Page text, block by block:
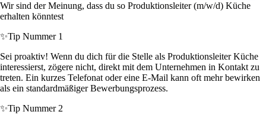
Wir sind der Meinung, dass du so Produktionsleiter (m/w/d) Küche
erhalten könntest
✨Tip Nummer 1
Sei proaktiv! Wenn du dich für die Stelle als Produktionsleiter Küche
interessierst, zögere nicht, direkt mit dem Unternehmen in Kontakt zu
treten. Ein kurzes Telefonat oder eine E-Mail kann oft mehr bewirken
als ein standardmäßiger Bewerbungsprozess.
✨Tip Nummer 2